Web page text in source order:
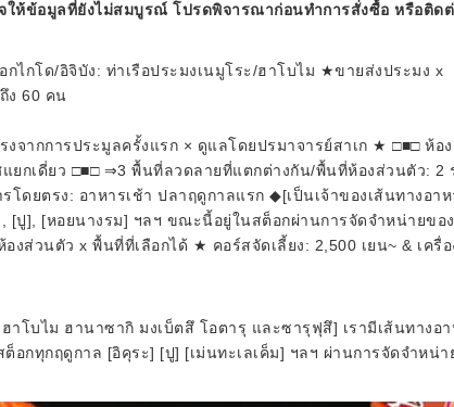
ห้ข้อมูลที่ยังไม่สมบูรณ์ โปรดพิจารณาก่อนทำการสั่งซื้อ หรือติด
ไกโด/อิจิบัง: ท่าเรือประมงเนมูโระ/ฮาโบไม ★ขายส่งประมง x
ง 60 คน
จากการประมูลครั้งแรก × ดูแลโดยปรมาจารย์สาเก ★ □■□ ห้อง
กเดี่ยว □■□ ⇒3 พื้นที่ลวดลายที่แตกต่างกัน/พื้นที่ห้องส่วนตัว: 2
ดยตรง: อาหารเช้า ปลาฤดูกาลแรก ◆[เป็นเจ้าของเส้นทางอาห
[ปู], [หอยนางรม] ฯลฯ ขณะนี้อยู่ในสต็อกผ่านการจัดจำหน่ายของ
งส่วนตัว x พื้นที่ที่เลือกได้ ★ คอร์สจัดเลี้ยง: 2,500 เยน~ & เครื่อ
าโบไม ฮานาซากิ มงเบ็ตสึ โอตารุ และซารุฟุสึ] เรามีเส้นทางอา
ต็อกทุกฤดูกาล [อิคุระ] [ปู] [เม่นทะเลเค็ม] ฯลฯ ผ่านการจัดจำหน่า